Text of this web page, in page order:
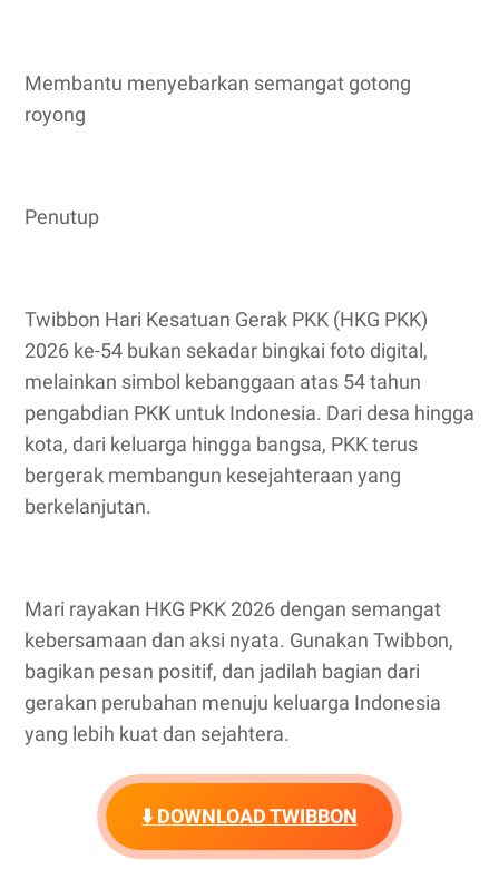
Membantu menyebarkan semangat gotong
royong
Penutup
Twibbon Hari Kesatuan Gerak PKK (HKG PKK)
2026 ke-54 bukan sekadar bingkai foto digital,
melainkan simbol kebanggaan atas 54 tahun
pengabdian PKK untuk Indonesia. Dari desa hingga
kota, dari keluarga hingga bangsa, PKK terus
bergerak membangun kesejahteraan yang
berkelanjutan.
Mari rayakan HKG PKK 2026 dengan semangat
kebersamaan dan aksi nyata. Gunakan Twibbon,
bagikan pesan positif, dan jadilah bagian dari
gerakan perubahan menuju keluarga Indonesia
yang lebih kuat dan sejahtera.
⬇️ DOWNLOAD TWIBBON